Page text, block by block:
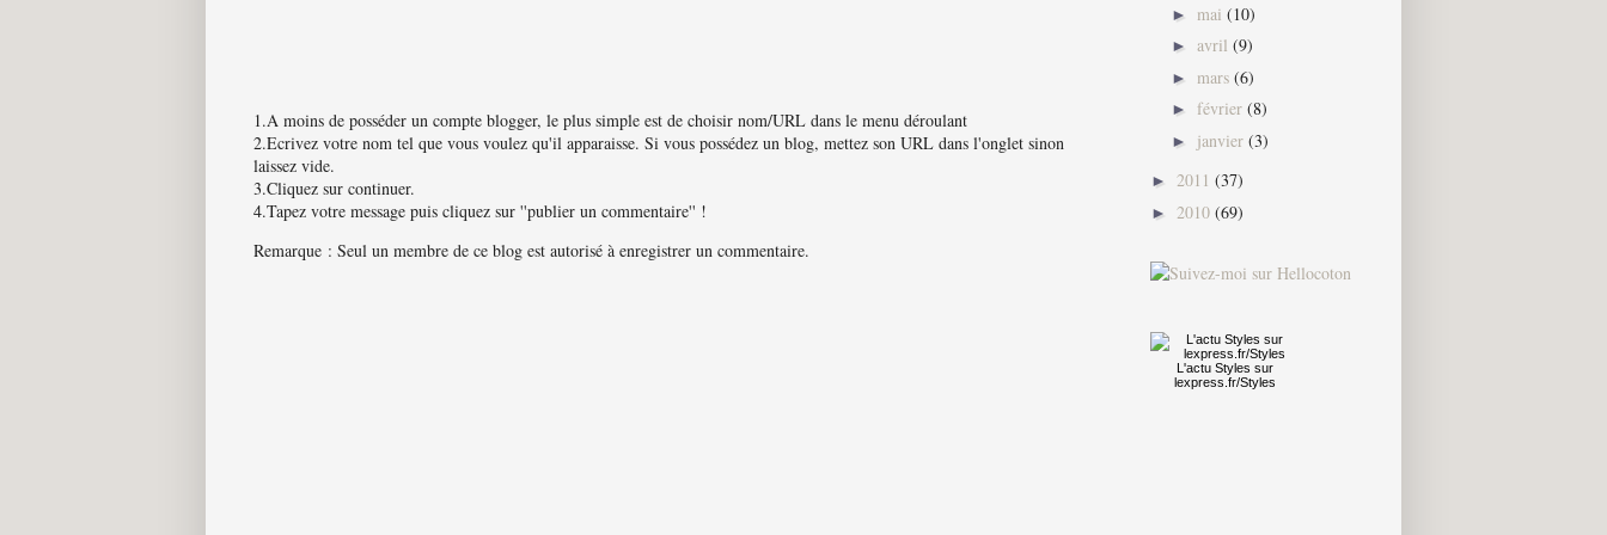
1.A moins de posséder un compte blogger, le plus simple est de choisir nom/URL dans le menu déroulant
2.Ecrivez votre nom tel que vous voulez qu'il apparaisse. Si vous possédez un blog, mettez son URL dans l'onglet sinon
laissez vide.
3.Cliquez sur continuer.
4.Tapez votre message puis cliquez sur ''publier un commentaire'' !
Remarque : Seul un membre de ce blog est autorisé à enregistrer un commentaire.
► mai (10)
► avril (9)
► mars (6)
► février (8)
► janvier (3)
► 2011 (37)
► 2010 (69)
L'actu Styles sur
lexpress.fr/Styles